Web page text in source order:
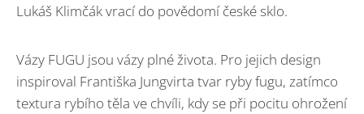
Lukáš Klimčák vrací do povědomí české sklo.
Vázy FUGU jsou vázy plné života. Pro jejich design
inspiroval Františka Jungvirta tvar ryby fugu, zatímco
textura rybího těla ve chvíli, kdy se při pocitu ohrožení